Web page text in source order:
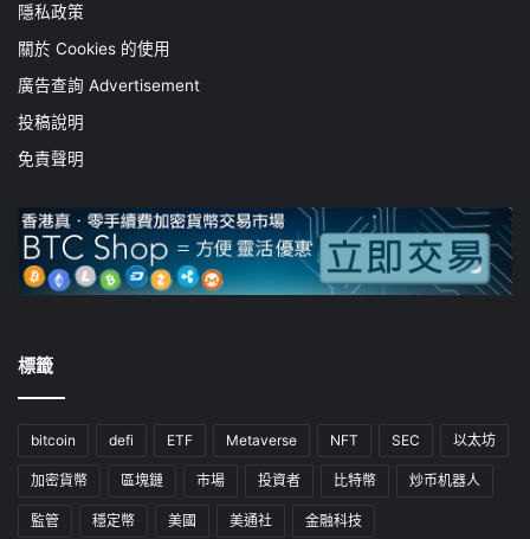
隱私政策
關於 Cookies 的使用
廣告查詢 Advertisement
投稿說明
免責聲明
標籤
bitcoin defi ETF Metaverse NFT SEC 以太坊
加密貨幣 區塊鏈 市場 投資者 比特幣 炒币机器人
監管 穩定幣 美國 美通社 金融科技